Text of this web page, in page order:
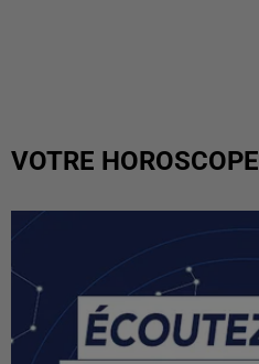
VOTRE HOROSCOPE